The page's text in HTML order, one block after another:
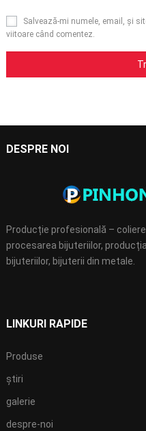
Salvează-mi numele, email, și
viitoare când comentez.
DESPRE NOI
Producție profesională –
procesarea bijuteriilor,
bijuteriilor, bijuterii din metale.
LINKURI RAPIDE
Produse
știri
galerie
despre-noi